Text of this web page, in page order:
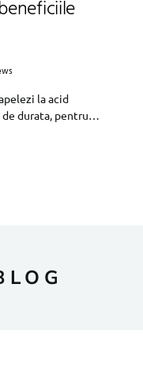
la acid
de durata, pentru…